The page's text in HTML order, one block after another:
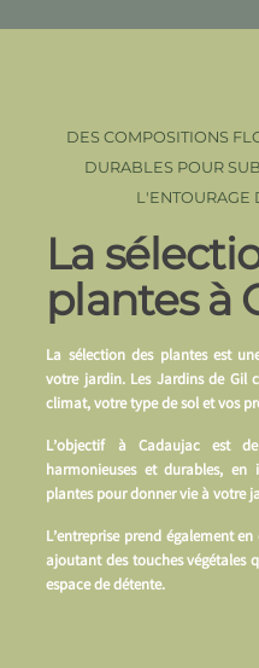
DES COMPOSITIONS
DURABLES POUR
L'ENTOURAGE
La
plantes à
La sélection des plantes est
votre jardin. Les Jardins de Gil
climat, votre type de sol et vos
L’objectif à Cadaujac est
harmonieuses et durables, en
plantes pour donner vie à votre
L’entreprise prend également
ajoutant des touches végétales
espace de détente.